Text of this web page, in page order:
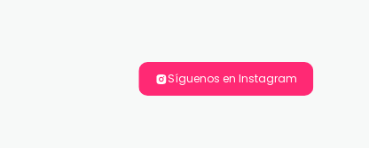
Síguenos en Instagram